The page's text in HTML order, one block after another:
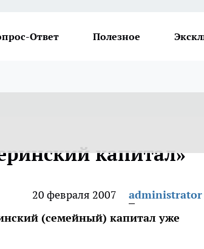
Ответ Полезное
капитал»
20 февраля 2007
administrator
(семейный) капитал уже